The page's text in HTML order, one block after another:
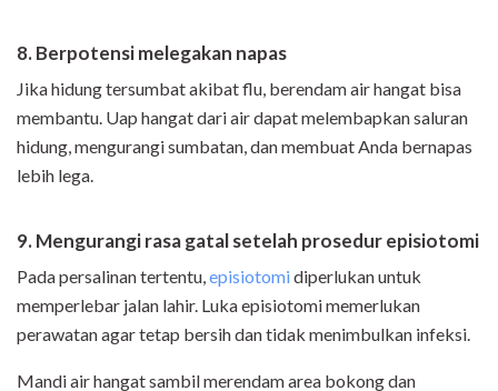
8. Berpotensi melegakan napas
Jika hidung tersumbat akibat flu, berendam air hangat bisa
membantu. Uap hangat dari air dapat melembapkan saluran
hidung, mengurangi sumbatan, dan membuat Anda bernapas
lebih lega.
9. Mengurangi rasa gatal setelah prosedur episiotomi
Pada persalinan tertentu,episiotomidiperlukan untuk
memperlebar jalan lahir. Luka episiotomi memerlukan
perawatan agar tetap bersih dan tidak menimbulkan infeksi.
Mandi air hangat sambil merendam area bokong dan